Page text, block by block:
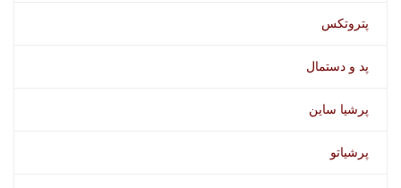
پتروتکس
پد و دستمال
پرشیا ساین
پرشیاتو